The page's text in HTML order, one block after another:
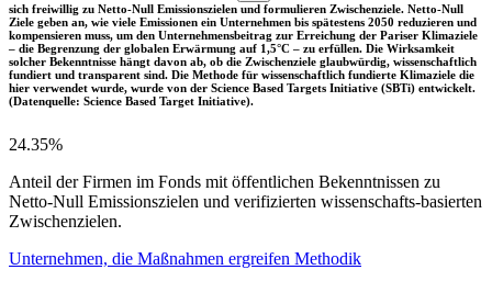
sich freiwillig zu Netto-Null Emissionszielen und formulieren Zwischenziele. Netto-Null
Ziele geben an, wie viele Emissionen ein Unternehmen bis spätestens 2050 reduzieren und
kompensieren muss, um den Unternehmensbeitrag zur Erreichung der Pariser Klimaziele
– die Begrenzung der globalen Erwärmung auf 1,5°C – zu erfüllen. Die Wirksamkeit
solcher Bekenntnisse hängt davon ab, ob die Zwischenziele glaubwürdig, wissenschaftlich
fundiert und transparent sind. Die Methode für wissenschaftlich fundierte Klimaziele die
hier verwendet wurde, wurde von der Science Based Targets Initiative (SBTi) entwickelt.
(Datenquelle: Science Based Target Initiative).
24.35%
Anteil der Firmen im Fonds mit öffentlichen Bekenntnissen zu
Netto-Null Emissionszielen und verifizierten wissenschafts-basierten
Zwischenzielen.
Unternehmen, die Maßnahmen ergreifen Methodik